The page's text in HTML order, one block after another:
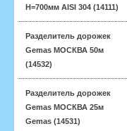
H=700мм AISI 304 (14111)
Разделитель дорожек
Gemas МОСКВА 50м
(14532)
Разделитель дорожек
Gemas МОСКВА 25м
Gemas (14531)